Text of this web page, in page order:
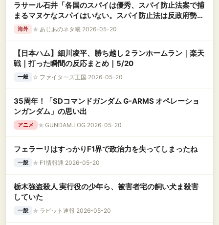
ラサール石井「各国のスパイは優秀、スパイ防止法案で捕
まるマヌケなスパイはいない。スパイ防止法は反政府勢力
を捕まえる法律」
海外 ★ あじあのネタ帳 2026-05-20
【日本ハム】細川凌平、勝ち越し２ランホームラン｜楽天
戦｜打った瞬間の反応まとめ｜5/20
一般 ☆ ファイターズ王国 2026-05-20
35周年！「SDコマンドガンダム G-ARMS オペレーショ
ンガンダム」の思い出
アニメ ★ GUNDAM.LOG 2026-05-20
フェラーリはすっかりF1界で政治力を失ってしまったね
一般 ★ F1情報通 2026-05-20
栃木強盗殺人 実行役の少年ら、被害者宅の飼い犬ま殺害
していた
一般 ★ ラビット速報 2026-05-20